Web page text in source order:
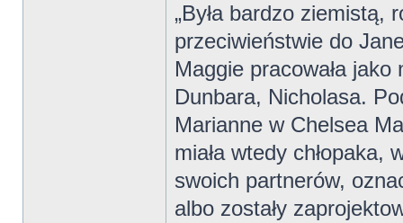
„Była bardzo ziemistą,
przeciwieństwie do
Maggie pracowała
Dunbara, Nicholasa.
Marianne w Chelsea
miała wtedy
swoich partnerów,
albo zostały